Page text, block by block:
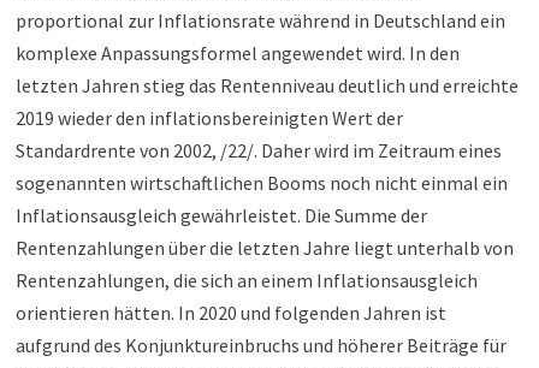
proportional zur Inflationsrate während in Deutschland ein
komplexe Anpassungsformel angewendet wird. In den
letzten Jahren stieg das Rentenniveau deutlich und erreichte
2019 wieder den inflationsbereinigten Wert der
Standardrente von 2002, /22/. Daher wird im Zeitraum eines
sogenannten wirtschaftlichen Booms noch nicht einmal ein
Inflationsausgleich gewährleistet. Die Summe der
Rentenzahlungen über die letzten Jahre liegt unterhalb von
Rentenzahlungen, die sich an einem Inflationsausgleich
orientieren hätten. In 2020 und folgenden Jahren ist
aufgrund des Konjunktureinbruchs und höherer Beiträge für